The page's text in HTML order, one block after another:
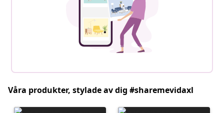
Våra produkter, stylade av dig #sharemevidaxl